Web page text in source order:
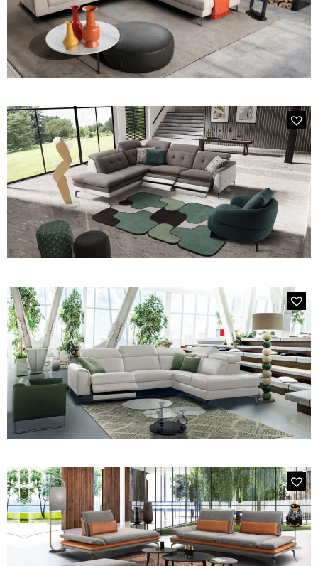
4001 – LONGISLAND
Canapé panoramique en tissu
272E DINO
Canapé d’angle 4/5 places modulable, 2 relax électriques + 5
têtières relevables multipositions en cuir et tissu
MODÈLE REB8 BINGO BLANC
Canapé d'angle Panoramique Cuir Blanc